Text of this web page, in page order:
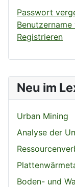
Neu im
Urban Mining
Analyse der
Boden- und
Passwort
Benutzername
Registrieren